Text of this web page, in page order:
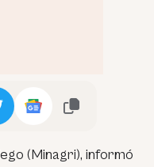
(Minagri), informó